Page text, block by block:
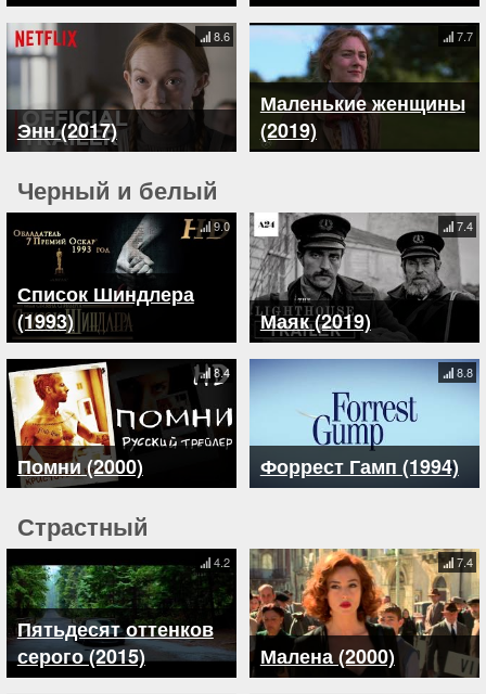
Энн (2017)
8.6
Маленькие женщины
(2019)
7.7
Черный и белый
Список Шиндлера
(1993)
9.0
Маяк (2019)
7.4
Помни (2000)
8.4
Форрест Гамп (1994)
8.8
Страстный
Пятьдесят оттенков
серого (2015)
4.2
Малена (2000)
7.4